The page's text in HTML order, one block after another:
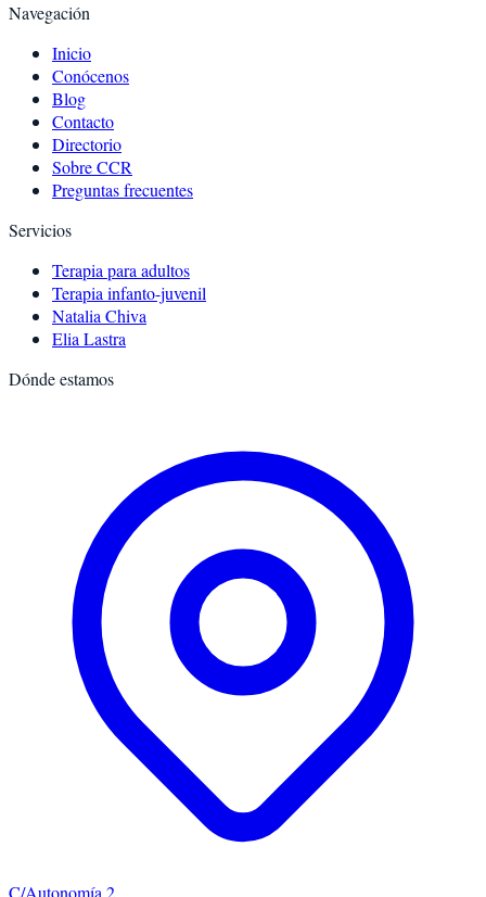
Navegación
Inicio
Conócenos
Blog
Contacto
Directorio
Sobre CCR
Preguntas frecuentes
Servicios
Terapia para adultos
Terapia infanto-juvenil
Natalia Chiva
Elia Lastra
Dónde estamos